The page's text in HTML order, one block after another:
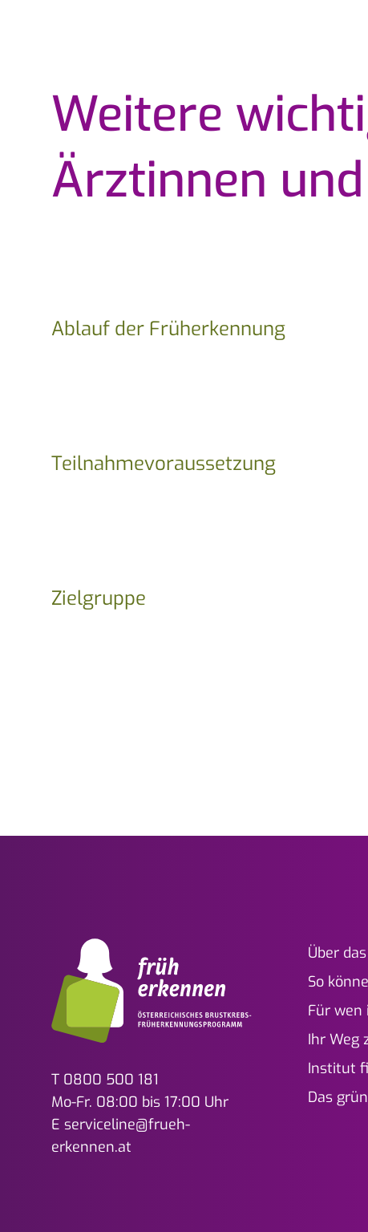
Weitere
Ärztinnen
Ablauf der Früherkennung
Teilnahmevoraussetzung
Zielgruppe
T 0800 500 181
Mo-Fr. 08:00 bis 17:00 Uhr
E serviceline@frueh-
erkennen.at
Über
So
Für wen
Ihr Weg
Institut
Das